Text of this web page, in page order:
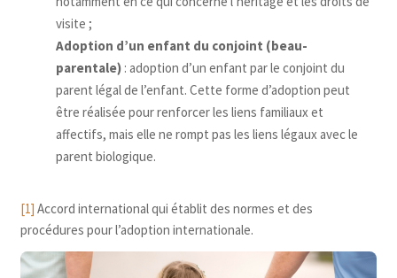
visite ;
Adoption d’un enfant du conjoint (beau-
parentale) : adoption d’un enfant par le conjoint du
parent légal de l’enfant. Cette forme d’adoption peut
être réalisée pour renforcer les liens familiaux et
affectifs, mais elle ne rompt pas les liens légaux avec le
parent biologique.
[1] Accord international qui établit des normes et des
procédures pour l’adoption internationale.